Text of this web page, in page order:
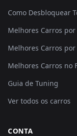
Como Desbloquear
Melhores Carros por
Melhores Carros por
Melhores Carros no
Guia de Tuning
Ver todos os carros
CONTA